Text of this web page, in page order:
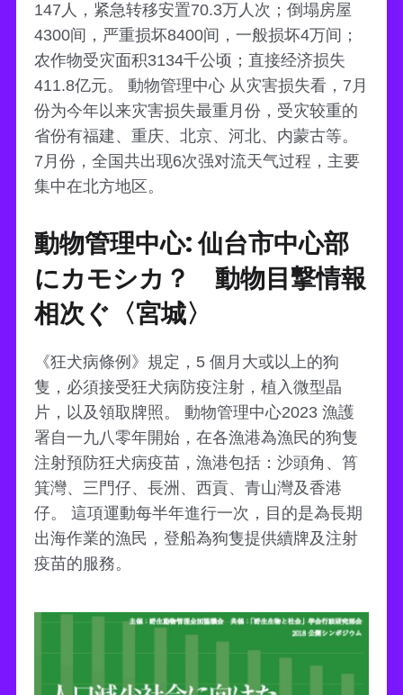
147人，紧急转移安置70.3万人次；倒塌房屋
4300间，严重损坏8400间，一般损坏4万间；
农作物受灾面积3134千公顷；直接经济损失
411.8亿元。 動物管理中心 从灾害损失看，7月
份为今年以来灾害损失最重月份，受灾较重的
省份有福建、重庆、北京、河北、内蒙古等。
7月份，全国共出现6次强对流天气过程，主要
集中在北方地区。
動物管理中心: 仙台市中心部
にカモシカ？ 動物目撃情報
相次ぐ〈宮城〉
《狂犬病條例》規定，5 個月大或以上的狗
隻，必須接受狂犬病防疫注射，植入微型晶
片，以及領取牌照。 動物管理中心2023 漁護
署自一九八零年開始，在各漁港為漁民的狗隻
注射預防狂犬病疫苗，漁港包括：沙頭角、筲
箕灣、三門仔、長洲、西貢、青山灣及香港
仔。 這項運動每半年進行一次，目的是為長期
出海作業的漁民，登船為狗隻提供續牌及注射
疫苗的服務。